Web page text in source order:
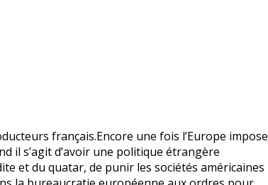
français.Encore une fois l’Europe impose
il s’agit d’avoir une politique étrangère
et du quatar, de punir les sociétés américaines